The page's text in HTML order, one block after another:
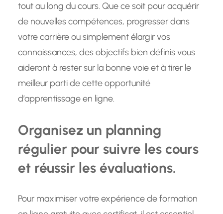
tout au long du cours. Que ce soit pour acquérir
de nouvelles compétences, progresser dans
votre carrière ou simplement élargir vos
connaissances, des objectifs bien définis vous
aideront à rester sur la bonne voie et à tirer le
meilleur parti de cette opportunité
d’apprentissage en ligne.
Organisez un planning
régulier pour suivre les cours
et réussir les évaluations.
Pour maximiser votre expérience de formation